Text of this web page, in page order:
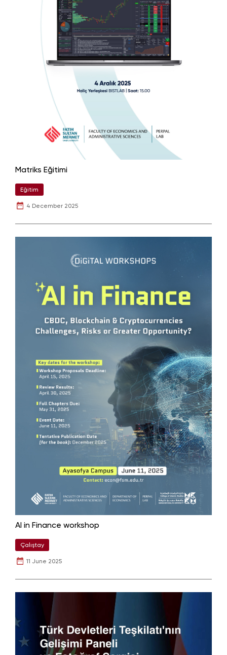
Matriks Eğitimi
Eğitim
4 December 2025
AI in Finance workshop
Çalıştay
11 June 2025